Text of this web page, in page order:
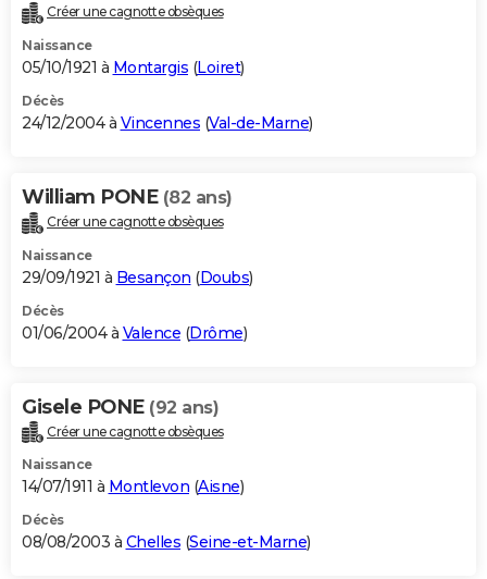
Créer une cagnotte obsèques
Naissance
05/10/1921 à Montargis (Loiret)
Décès
24/12/2004 à Vincennes (Val-de-Marne)
William PONE (82 ans)
Créer une cagnotte obsèques
Naissance
29/09/1921 à Besançon (Doubs)
Décès
01/06/2004 à Valence (Drôme)
Gisele PONE (92 ans)
Créer une cagnotte obsèques
Naissance
14/07/1911 à Montlevon (Aisne)
Décès
08/08/2003 à Chelles (Seine-et-Marne)